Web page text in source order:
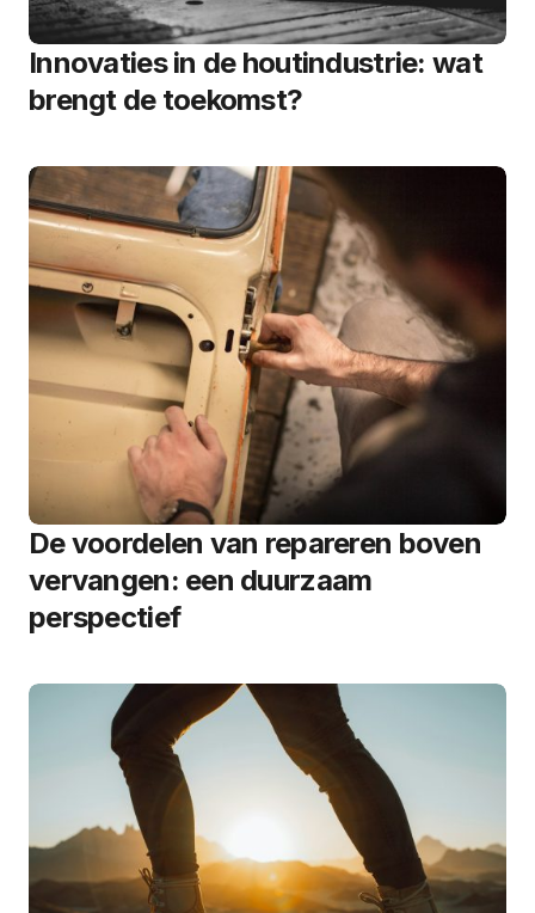
Innovaties in de houtindustrie: wat
brengt de toekomst?
De voordelen van repareren boven
vervangen: een duurzaam
perspectief